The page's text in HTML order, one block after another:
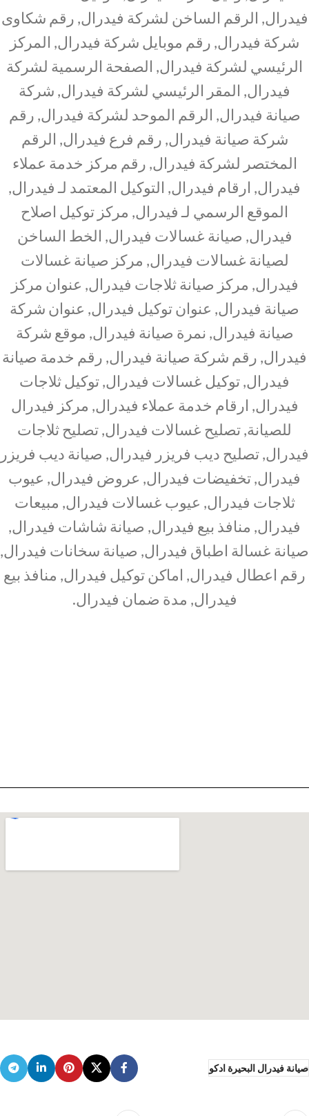
فيدرال, الرقم الساخن لشركة فيدرال, رقم شكاوى
شركة فيدرال, رقم موبايل شركة فيدرال, المركز
الرئيسي لشركة فيدرال, الصفحة الرسمية لشركة
فيدرال, المقر الرئيسي لشركة فيدرال, شركة
صيانة فيدرال, الرقم الموحد لشركة فيدرال, رقم
شركة صيانة فيدرال, رقم فرع فيدرال, الرقم
المختصر لشركة فيدرال, رقم مركز خدمة عملاء
فيدرال, ارقام فيدرال, التوكيل المعتمد لـ فيدرال,
الموقع الرسمي لـ فيدرال, مركز توكيل اصلاح
فيدرال, صيانة غسالات فيدرال, الخط الساخن
لصيانة غسالات فيدرال, مركز صيانة غسالات
فيدرال, مركز صيانة ثلاجات فيدرال, عنوان مركز
صيانة فيدرال, عنوان توكيل فيدرال, عنوان شركة
صيانة فيدرال, نمرة صيانة فيدرال, موقع شركة
فيدرال, رقم شركة صيانة فيدرال, رقم خدمة صيانة
فيدرال, توكيل غسالات فيدرال, توكيل ثلاجات
فيدرال, ارقام خدمة عملاء فيدرال, مركز فيدرال
للصيانة, تصليح غسالات فيدرال, تصليح ثلاجات
فيدرال, تصليح ديب فريزر فيدرال, صيانة ديب فريزر
فيدرال, تخفيضات فيدرال, عروض فيدرال, عيوب
ثلاجات فيدرال, عيوب غسالات فيدرال, مبيعات
فيدرال, منافذ بيع فيدرال, صيانة شاشات فيدرال,
صيانة غسالة اطباق فيدرال, صيانة سخانات فيدرال,
رقم اعطال فيدرال, اماكن توكيل فيدرال, منافذ بيع
فيدرال, مدة ضمان فيدرال.
صيانة فيدرال البحيرة ادكو